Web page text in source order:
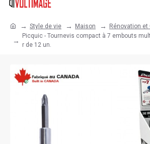
Style de vie Maison
Rénovation
Picquic - Tournevis compact à 7 embouts
r de 12 un.